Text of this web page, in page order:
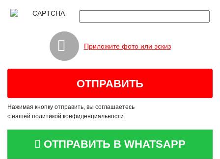
Приложите фото или эскиз
Нажимая кнопку отправить, вы соглашаетесь
с нашей политикой конфиденциальности
ОТПРАВИТЬ В WHATSAPP